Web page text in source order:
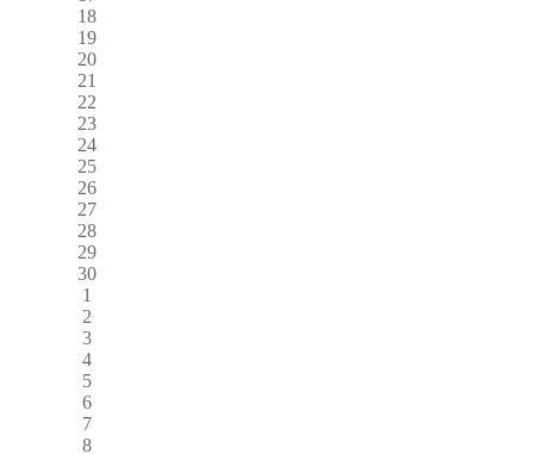
18
19
20
21
22
23
24
25
26
27
28
29
30
1
2
3
4
5
6
7
8